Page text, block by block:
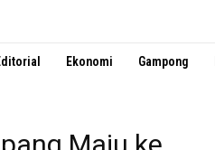
Ekonomi Gampong